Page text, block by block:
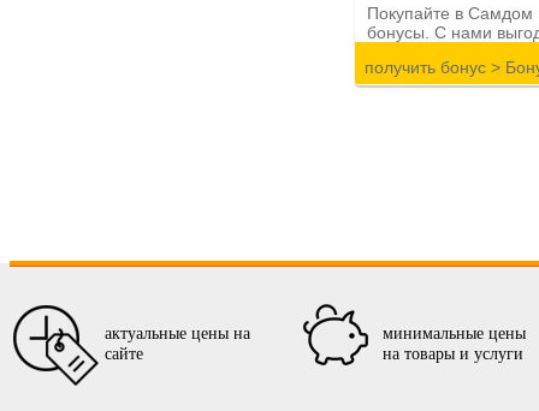
Покупайте в Самдом
бонусы. С нами
получить бонус >
актуальные цены на
сайте
минимальные цены
на товары и услуги